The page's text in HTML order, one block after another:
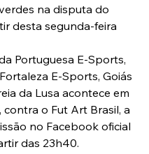
na disputa do
desta segunda-feira
Portuguesa E-Sports,
E-Sports, Goiás
da Lusa acontece em
o Fut Art Brasil, a
no Facebook oficial
das 23h40.